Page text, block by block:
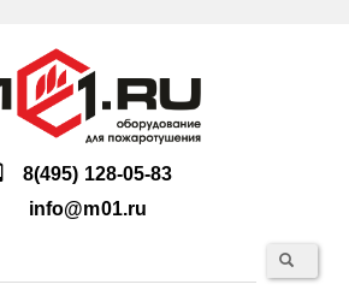
8(495) 128-05-83
info@m01.ru